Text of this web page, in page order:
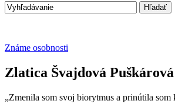
Známe osobnosti
Zlatica Švajdová
„Zmenila som svoj biorytmus a prinútila